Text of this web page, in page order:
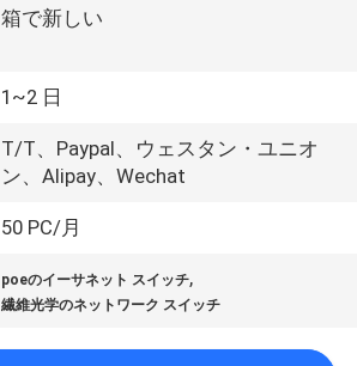
箱で新しい
1~2 日
T/T、Paypal、ウェスタン・ユニオ
ン、Alipay、Wechat
50 PC/月
poeのイーサネット スイッチ,
繊維光学のネットワーク スイッチ